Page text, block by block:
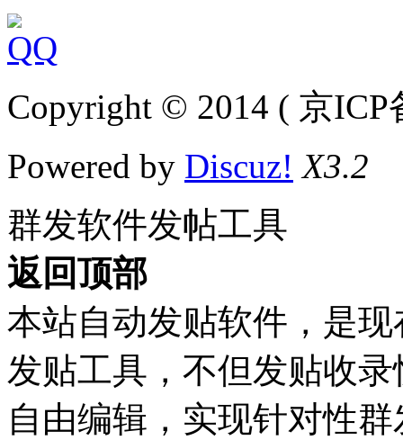
Copyright © 2014 ( 京ICP
Powered by Discuz! X3.2
群发软件发帖工具
返回顶部
本站自动发贴软件，是
发贴工具，不但发贴收
自由编辑，实现针对性